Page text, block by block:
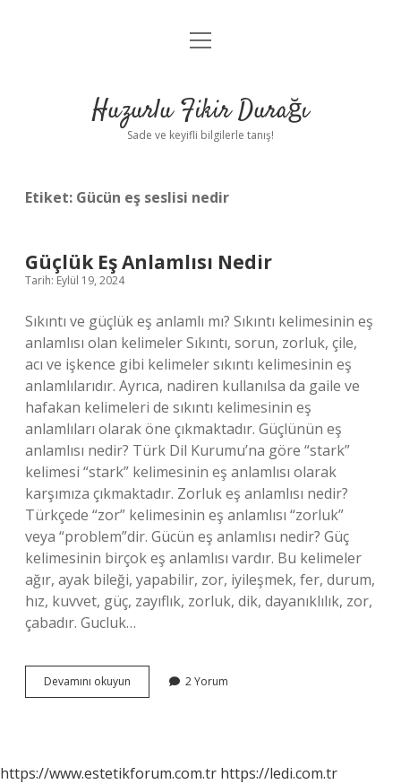
Anasayfa
Yasal Uyarı
menüyü
Huzurlu Fikir Durağı
Sade ve keyifli bilgilerle tanış!
Etiket: Gücün eş seslisi nedir
Güçlük Eş Anlamlısı Nedir
Tarih: Eylül 19, 2024
Sıkıntı ve güçlük eş anlamlı mı? Sıkıntı kelimesinin eş
anlamlısı olan kelimeler Sıkıntı, sorun, zorluk, çile,
acı ve işkence gibi kelimeler sıkıntı kelimesinin eş
anlamlılarıdır. Ayrıca, nadiren kullanılsa da gaile ve
hafakan kelimeleri de sıkıntı kelimesinin eş
anlamlıları olarak öne çıkmaktadır. Güçlünün eş
anlamlısı nedir? Türk Dil Kurumu’na göre “stark”
kelimesi “stark” kelimesinin eş anlamlısı olarak
karşımıza çıkmaktadır. Zorluk eş anlamlısı nedir?
Türkçede “zor” kelimesinin eş anlamlısı “zorluk”
veya “problem”dir. Gücün eş anlamlısı nedir? Güç
kelimesinin birçok eş anlamlısı vardır. Bu kelimeler
ağır, ayak bileği, yapabilir, zor, iyileşmek, fer, durum,
hız, kuvvet, güç, zayıflık, zorluk, dik, dayanıklılık, zor,
çabadır. Gucluk…
Devamını okuyun
Eş
2 Yorum
https://www.estetikforum.com.tr https://ledi.com.tr